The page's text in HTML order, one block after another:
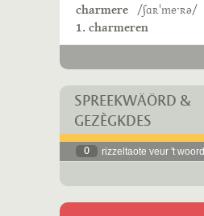
charmere /ʃɑʀˈmeˑʀə/
1. charmeren
SPREEKWÄÖRD &
GEZÈGKDES
0 rizzeltaote veur 't woord